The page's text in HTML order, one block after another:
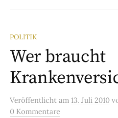
POLITIK
Wer braucht
Veröffentlicht am 13. Juli 2010
0 Kommentare